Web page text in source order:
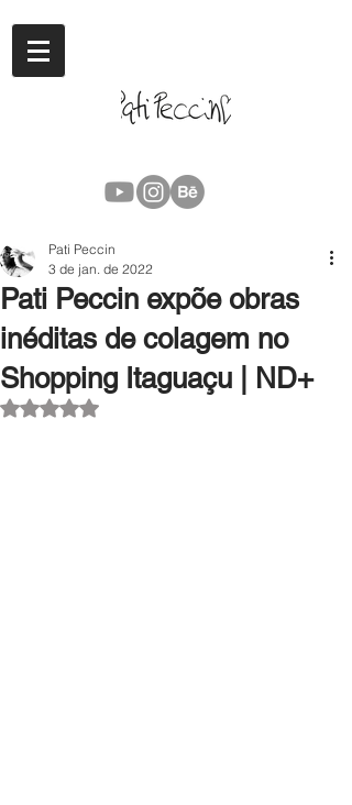
Pati Peccin expõe obras
inéditas de colagem no
Shopping Itaguaçu | ND+
Pati Peccin
3 de jan. de 2022
Avaliado com NaN de 5 estrelas.